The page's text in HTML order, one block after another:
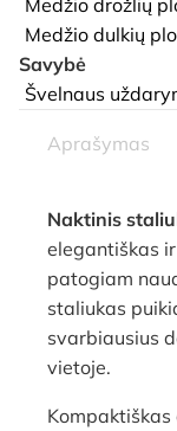
Medžio dulkių
Savybė
Švelnaus
Aprašymas
Naktinis
elegantiškas
patogiam
staliukas
svarbiausius
vietoje.